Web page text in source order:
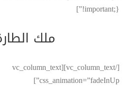
!important;}”]
ملك
[/vc_column_text][vc_column_text
css_animation=”fadeInUp”]